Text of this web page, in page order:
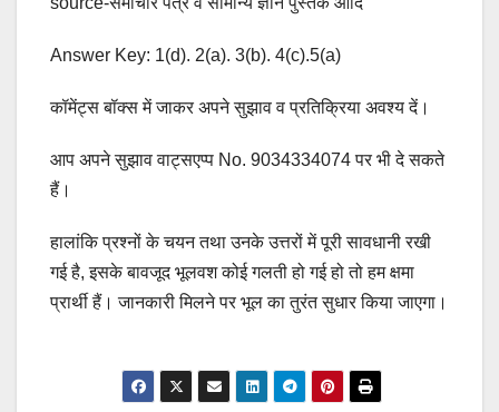
Answer Key: 1(d). 2(a). 3(b). 4(c).5(a)
कॉमेंट्स बॉक्स में जाकर अपने सुझाव व प्रतिक्रिया अवश्य दें।
आप अपने सुझाव वाट्सएप्प No. 9034334074 पर भी दे सकते
हैं।
हालांकि प्रश्नों के चयन तथा उनके उत्तरों में पूरी सावधानी रखी
गई है, इसके बावजूद भूलवश कोई गलती हो गई हो तो हम क्षमा
प्रार्थी हैं। जानकारी मिलने पर भूल का तुरंत सुधार किया जाएगा।